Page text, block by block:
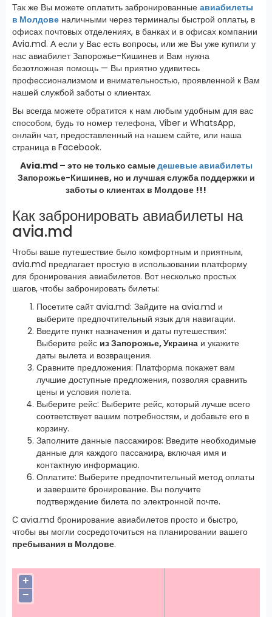
Так же Вы можете оплатить забронированные авиабилеты
в Молдове наличными через терминалы быстрой оплаты, в
офисах почтовых отделениях, в банках и в офисах компании
Avia.md. А если у Вас есть вопросы, или же Вы уже купили у
нас авиабилет Запорожье-Кишинев и Вам нужна
безотложная помощь — Вы приятно удивитесь
профессионализмом и внимательностью, проявленной к Вам
нашей службой заботы о клиентах.
Вы всегда можете обратится к нам любым удобным для вас
способом, будь то номер телефона, Viber и WhatsApp,
онлайн чат, предоставленный на нашем сайте, или наша
страница в Facebook.
Avia.md – это не только самыедешевые авиабилеты
Запорожье-Кишинев, но и лучшая служба поддержки и
заботы о клиентах в Молдове !!!
Как забронировать авиабилеты на
avia.md
Чтобы ваше путешествие было комфортным и приятным,
avia.md предлагает простую в использовании платформу
для бронирования авиабилетов. Вот несколько простых
шагов, чтобы забронировать билеты:
Посетите сайт avia.md: Зайдите на avia.md и
выберите предпочтительный язык для навигации.
Введите пункт назначения и даты путешествия:
Выберите рейс из Запорожье, Украина и укажите
даты вылета и возвращения.
Сравните предложения: Платформа покажет вам
лучшие доступные предложения, позволяя сравнить
цены и условия полета.
Выберите рейс: Выберите рейс, который лучше всего
соответствует вашим потребностям, и добавьте его в
корзину.
Заполните данные пассажиров: Введите необходимые
данные для каждого пассажира, включая имя и
контактную информацию.
Оплатите: Выберите предпочтительный метод оплаты
и завершите бронирование. Вы получите
подтверждение билета по электронной почте.
С avia.md бронирование авиабилетов просто и быстро,
чтобы вы могли сосредоточиться на планировании вашего
пребывания в Молдове.
+
−